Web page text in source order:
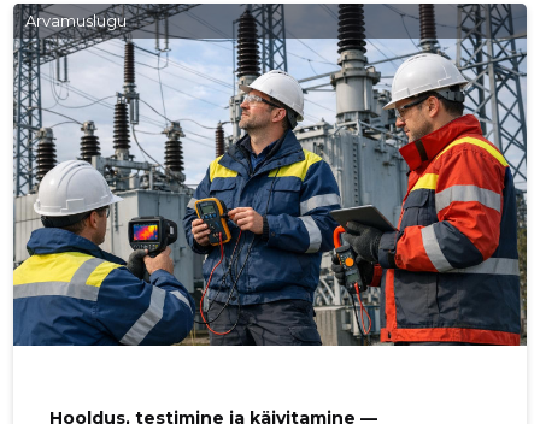
Teenused on suunatud omavalitsustele,
võrguettevõtetele, teleoperaatoritele,
arendajatele ja ehitusettevõtetele, kes vajavad
usaldusväärset partnerit võrkude
projekteerimine, ehitus ja paigaldus ülesannete
elluviimiseks. Mida pakutakse ja miks see
väärtuslik on Pakutakse integreeritud
lähenemist,
Arvamuslugu
Hooldus, testimine ja käivitamine —